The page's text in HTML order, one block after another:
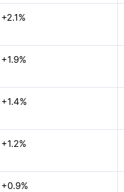
+2.1%
+1.9%
+1.4%
+1.2%
+0.9%